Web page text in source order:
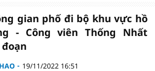
gian phố đi bộ khu vực hồ
- Công viên Thống Nhất
19/11/2022 16:51